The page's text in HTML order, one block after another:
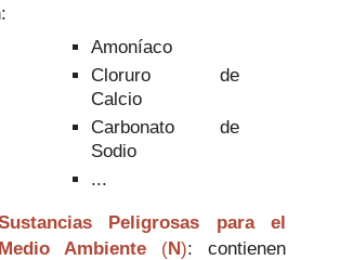
Amoníaco
Cloruro de
Calcio
Carbonato de
Sodio
...
Peligrosas para el
Medio Ambiente (N): contienen